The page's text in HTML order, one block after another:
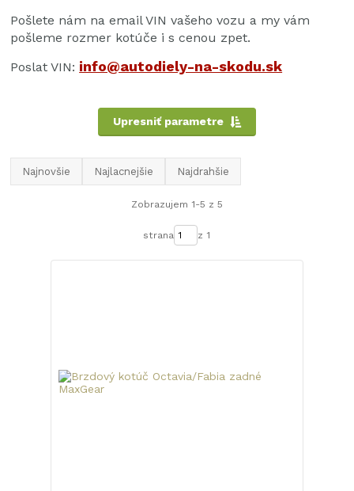
Pošlete nám na email VIN vašeho vozu a my vám
pošleme rozmer kotúče i s cenou zpet.
Poslat VIN: info@autodiely-na-skodu.sk
Upresniť parametre
Najnovšie Najlacnejšie Najdrahšie
Zobrazujem 1-5 z 5
strana z 1